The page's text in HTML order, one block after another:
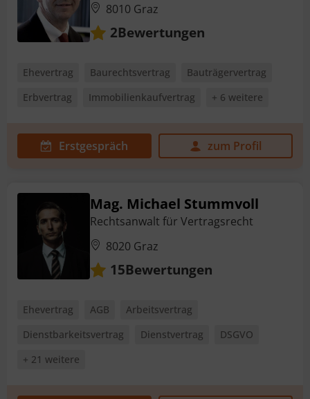
8010 Graz
2Bewertungen
Ehevertrag Baurechtsvertrag
Bauträgervertrag
Erbvertrag
Immobilienkaufvertrag + 6 weitere
Erstgespräch zum Profil
Mag. Michael Stummvoll
Rechtsanwalt für Vertragsrecht
8020 Graz
15Bewertungen
Ehevertrag AGB
Arbeitsvertrag
Dienstbarkeitsvertrag
Dienstvertrag
DSGVO
+ 21 weitere